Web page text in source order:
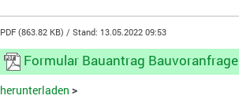
PDF (863.82 KB) Stand: 13.05.2022 09:53
Formular Bauantrag Bauvoranfrage
herunterladen >